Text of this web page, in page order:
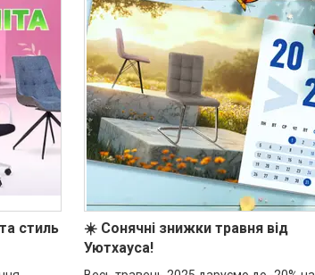
стиль
☀️ Сонячні знижки травня від
Уютхауса!